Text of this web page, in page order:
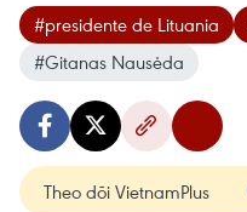
#presidente de Lituania
#Gitanas Nausėda
Theo dõi VietnamPlus